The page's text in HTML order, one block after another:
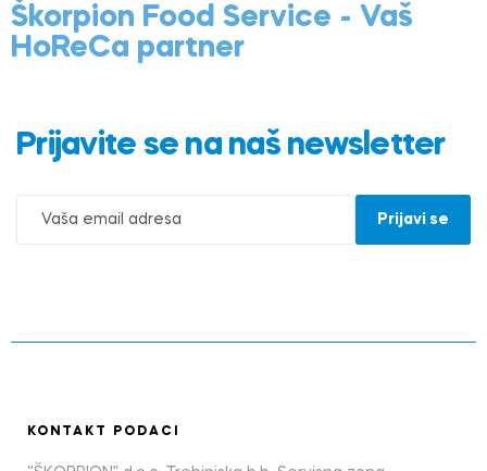
Škorpion Food Service - Vaš
HoReCa partner
Prijavite se na naš newsletter
KONTAKT PODACI